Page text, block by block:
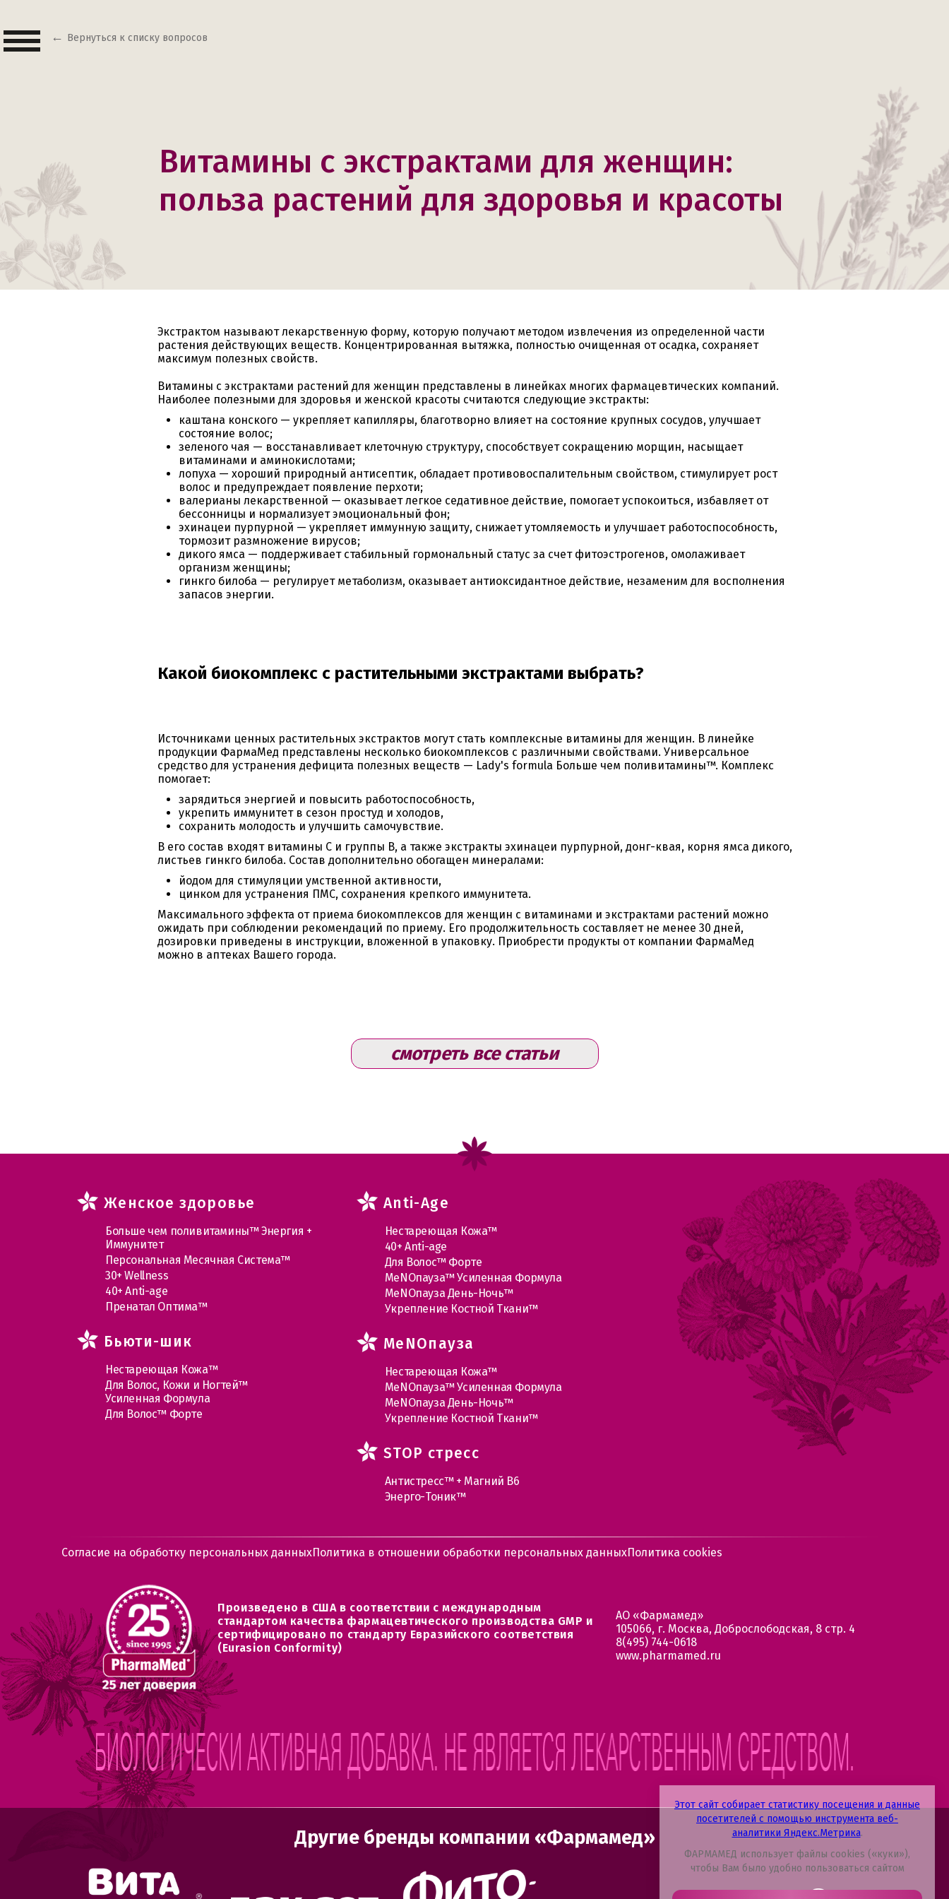
Вернуться к списку вопросов
Витамины с экстрактами для женщин:
польза растений для здоровья и красоты
Экстрактом называют лекарственную форму, которую получают методом извлечения из определенной части
растения действующих веществ. Концентрированная вытяжка, полностью очищенная от осадка, сохраняет
максимум полезных свойств.
Витамины с экстрактами растений для женщин представлены в линейках многих фармацевтических компаний.
Наиболее полезными для здоровья и женской красоты считаются следующие экстракты:
каштана конского — укрепляет капилляры, благотворно влияет на состояние крупных сосудов, улучшает
состояние волос;
зеленого чая — восстанавливает клеточную структуру, способствует сокращению морщин, насыщает
витаминами и аминокислотами;
лопуха — хороший природный антисептик, обладает противовоспалительным свойством, стимулирует рост
волос и предупреждает появление перхоти;
валерианы лекарственной — оказывает легкое седативное действие, помогает успокоиться, избавляет от
бессонницы и нормализует эмоциональный фон;
эхинацеи пурпурной — укрепляет иммунную защиту, снижает утомляемость и улучшает работоспособность,
тормозит размножение вирусов;
дикого ямса — поддерживает стабильный гормональный статус за счет фитоэстрогенов, омолаживает
организм женщины;
гинкго билоба — регулирует метаболизм, оказывает антиоксидантное действие, незаменим для восполнения
запасов энергии.
Какой биокомплекс с растительными экстрактами выбрать?
Источниками ценных растительных экстрактов могут стать комплексные витамины для женщин. В линейке
продукции ФармаМед представлены несколько биокомплексов с различными свойствами. Универсальное
средство для устранения дефицита полезных веществ — Lady's formula Больше чем поливитамины™. Комплекс
помогает:
зарядиться энергией и повысить работоспособность,
укрепить иммунитет в сезон простуд и холодов,
сохранить молодость и улучшить самочувствие.
В его состав входят витамины С и группы В, а также экстракты эхинацеи пурпурной, донг-квая, корня ямса дикого,
листьев гинкго билоба. Состав дополнительно обогащен минералами:
йодом для стимуляции умственной активности,
цинком для устранения ПМС, сохранения крепкого иммунитета.
Максимального эффекта от приема биокомплексов для женщин с витаминами и экстрактами растений можно
ожидать при соблюдении рекомендаций по приему. Его продолжительность составляет не менее 30 дней,
дозировки приведены в инструкции, вложенной в упаковку. Приобрести продукты от компании ФармаМед
можно в аптеках Вашего города.
смотреть все статьи
Этот сайт собирает статистику посещения и данные
посетителей с помощью инструмента веб-
аналитики Яндекс.Метрика.
ФАРМАМЕД использует файлы cookies («куки»),
чтобы Вам было удобно пользоваться сайтом
Женское здоровье
Больше чем поливитамины™ Энергия +
Иммунитет
Персональная Месячная Система™
30+ Wellness
40+ Anti-age
Пренатал Оптима™
Бьюти-шик
Нестареющая Кожа™
Для Волос, Кожи и Ногтей™
Усиленная Формула
Для Волос™ Форте
Anti-Age
Нестареющая Кожа™
40+ Anti-age
Для Волос™ Форте
МеNOпауза™ Усиленная Формула
МеNOпауза День-Ночь™
Укрепление Костной Ткани™
MеNOпауза
Нестареющая Кожа™
МеNOпауза™ Усиленная Формула
МеNOпауза День-Ночь™
Укрепление Костной Ткани™
STOP стресс
Антистресс™ + Магний В6
Энерго-Тоник™
Согласие на обработку персональных данныхПолитика в отношении обработки персональных данныхПолитика cookies
Произведено в США в соответствии с международным
стандартом качества фармацевтического производства GMP и
сертифицировано по стандарту Евразийского соответствия
(Eurasion Conformity)
АО «Фармамед»
105066, г. Москва, Доброслободская, 8 стр. 4
8(495) 744-0618
www.pharmamed.ru
Другие бренды компании «Фармамед»